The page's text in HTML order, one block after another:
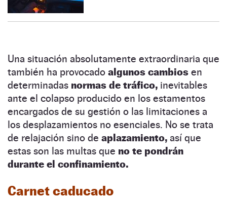
Una situación absolutamente extraordinaria que
también ha provocado algunos cambios en
determinadas normas de tráfico, inevitables
ante el colapso producido en los estamentos
encargados de su gestión o las limitaciones a
los desplazamientos no esenciales. No se trata
de relajación sino de aplazamiento, así que
estas son las multas que no te pondrán
durante el confinamiento.
Carnet caducado